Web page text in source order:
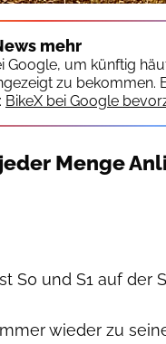
mehr
Google, um künftig
zu bekommen.
BikeX bei Google
Menge
S0 und S1 auf der
wieder zu